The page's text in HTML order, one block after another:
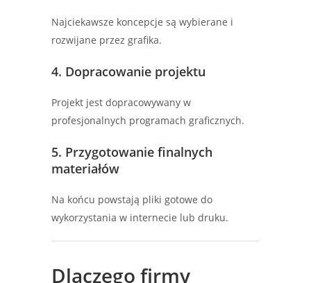
Najciekawsze koncepcje są wybierane i
rozwijane przez grafika.
4. Dopracowanie projektu
Projekt jest dopracowywany w
profesjonalnych programach graficznych.
5. Przygotowanie finalnych
materiałów
Na końcu powstają pliki gotowe do
wykorzystania w internecie lub druku.
Dlaczego firmy